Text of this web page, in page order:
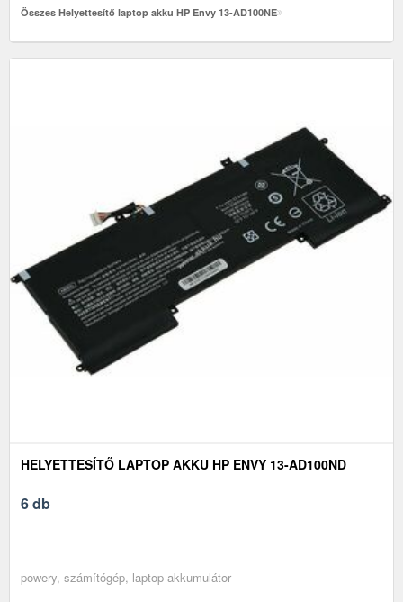
Összes Helyettesítő laptop akku HP Envy 13-AD100NE
HELYETTESÍTŐ LAPTOP AKKU HP ENVY 13-AD100ND
6 db
powery, számítógép, laptop akkumulátor